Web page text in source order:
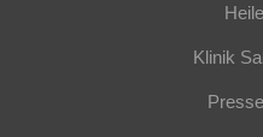
Klinik